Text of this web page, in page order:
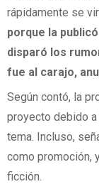
rápidamente se
porque la
disparó los
fue al carajo,
Según contó, la
proyecto debido
tema. Incluso,
como promoción,
ficción.